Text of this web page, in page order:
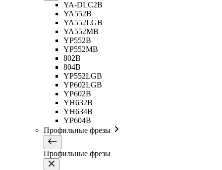
YA-DLC2B
YA552B
YA552LGB
YA552MB
YP552B
YP552MB
802B
804B
YP552LGB
YP602LGB
YP602B
YH632B
YH634B
YP604B
Профильные фрезы
Профильные фрезы